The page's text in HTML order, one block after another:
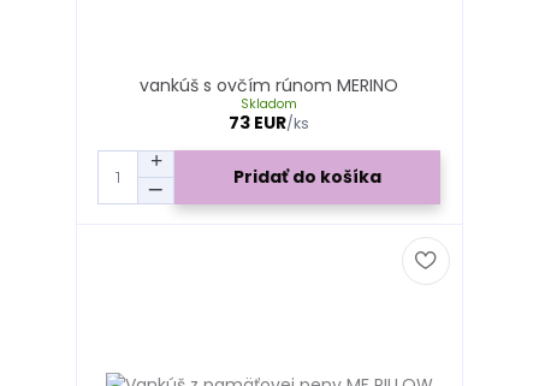
vankúš s ovčím rúnom MERINO
73 EUR/ks
Skladom
Pridať do košíka